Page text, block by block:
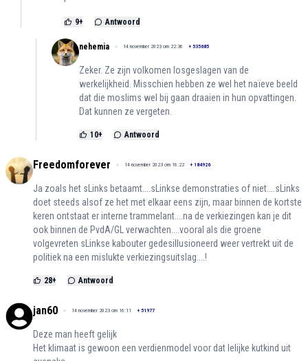
9+ Antwoord
nehemia 14 november 2023 om 22:36 + 535685
Zeker. Ze zijn volkomen losgeslagen van de
werkelijkheid. Misschien hebben ze wel het naïeve beeld
dat die moslims wel bij gaan draaien in hun opvattingen.
Dat kunnen ze vergeten.
10+ Antwoord
Freedomforever 14 november 2023 om 16:22 + 184926
Ja zoals het sLinks betaamt....sLinkse demonstraties of niet....sLinks
doet steeds alsof ze het met elkaar eens zijn, maar binnen de kortste
keren ontstaat er interne trammelant....na de verkiezingen kan je dit
ook binnen de PvdA/GL verwachten....vooral als die groene
volgevreten sLinkse kabouter gedesillusioneerd weer vertrekt uit de
politiek na een mislukte verkiezingsuitslag....!
28+ Antwoord
jan60 14 november 2023 om 16:11 + 51977
Deze man heeft gelijk
Het klimaat is gewoon een verdienmodel voor dat lelijke kutkind uit